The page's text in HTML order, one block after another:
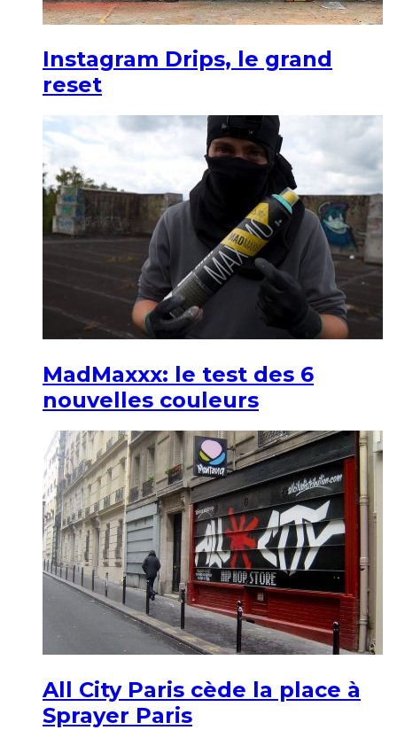
Instagram Drips, le grand
reset
MadMaxxx: le test des 6
nouvelles couleurs
All City Paris cède la place à
Sprayer Paris